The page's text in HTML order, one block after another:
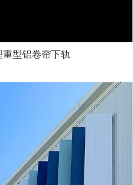
重型铝卷帘下轨